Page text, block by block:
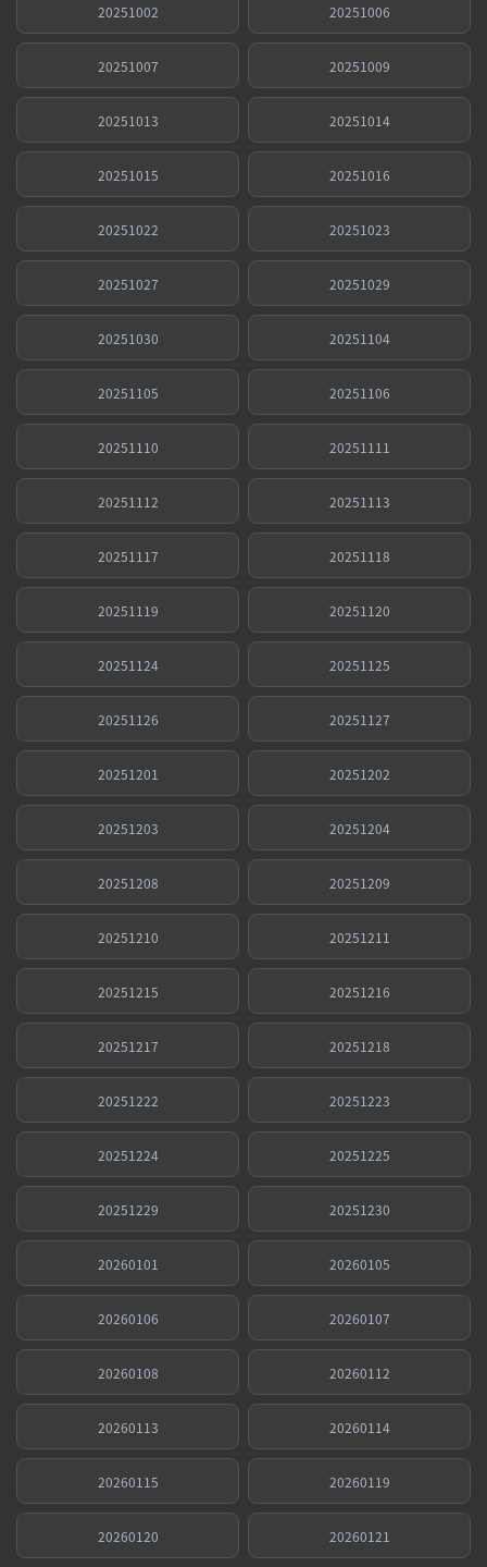
20251002 20251006
20251007 20251009
20251013 20251014
20251015 20251016
20251022 20251023
20251027 20251029
20251030 20251104
20251105 20251106
20251110 20251111
20251112 20251113
20251117 20251118
20251119 20251120
20251124 20251125
20251126 20251127
20251201 20251202
20251203 20251204
20251208 20251209
20251210 20251211
20251215 20251216
20251217 20251218
20251222 20251223
20251224 20251225
20251229 20251230
20260101 20260105
20260106 20260107
20260108 20260112
20260113 20260114
20260115 20260119
20260120 20260121